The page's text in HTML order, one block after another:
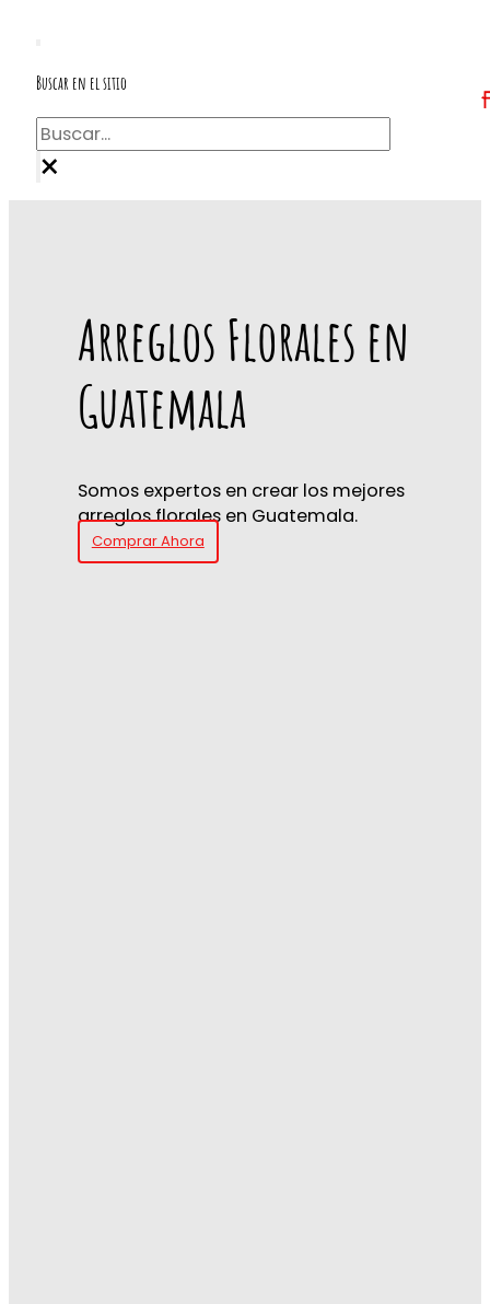
Buscar en el sitio
Buscar
×
Arreglos Florales en
Guatemala
Somos expertos en crear los mejores
arreglos florales en Guatemala.
Comprar Ahora